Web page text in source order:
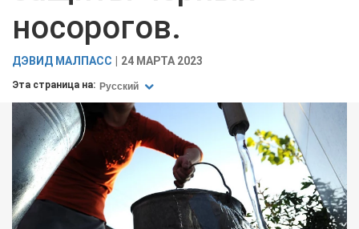
носорогов.
ДЭВИД МАЛПАСС 24 МАРТА 2023
Эта страница на: Русский